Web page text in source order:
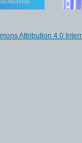
Attribution 4.0